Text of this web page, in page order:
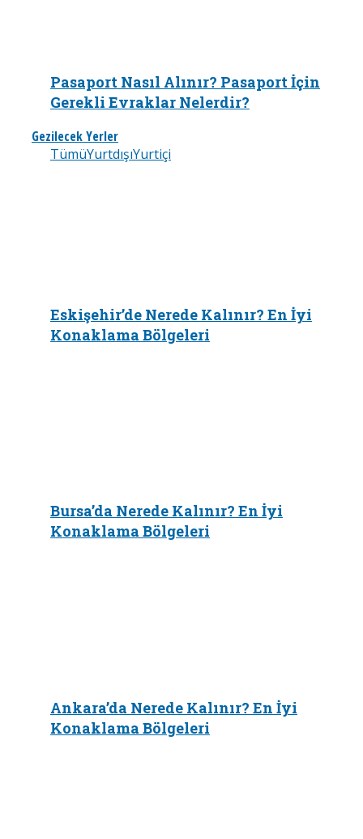
Pasaport Nasıl Alınır? Pasaport İçin
Gerekli Evraklar Nelerdir?
Gezilecek Yerler
TümüYurtdışıYurtiçi
Eskişehir’de Nerede Kalınır? En İyi
Konaklama Bölgeleri
Bursa’da Nerede Kalınır? En İyi
Konaklama Bölgeleri
Ankara’da Nerede Kalınır? En İyi
Konaklama Bölgeleri